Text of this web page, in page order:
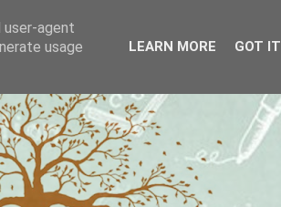
user-agent
usage
LEARN MORE GOT IT